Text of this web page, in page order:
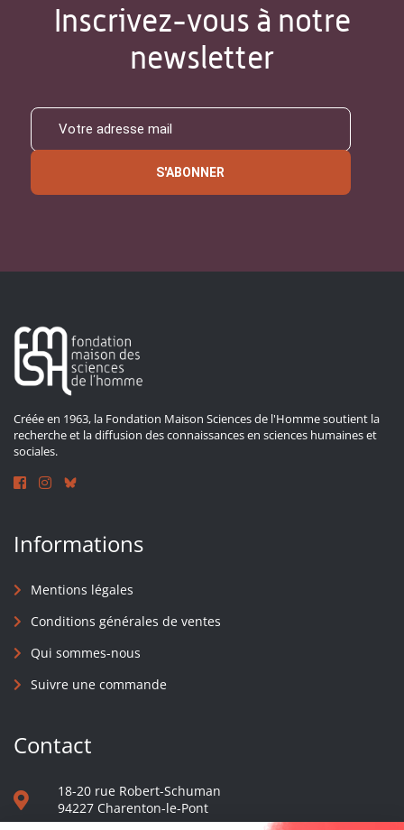
Inscrivez-vous à notre
newsletter
S'ABONNER
Créée en 1963, la Fondation Maison Sciences de l'Homme soutient la
recherche et la diffusion des connaissances en sciences humaines et
sociales.
Informations
Mentions légales
Conditions générales de ventes
Qui sommes-nous
Suivre une commande
Contact
18-20 rue Robert-Schuman
94227 Charenton-le-Pont